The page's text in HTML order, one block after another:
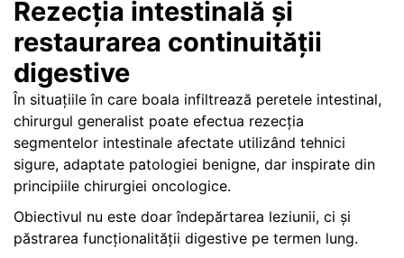
Rezecția intestinală și
restaurarea continuității
digestive
În situațiile în care boala infiltrează peretele intestinal,
chirurgul generalist poate efectua rezecția
segmentelor intestinale afectate utilizând tehnici
sigure, adaptate patologiei benigne, dar inspirate din
principiile chirurgiei oncologice.
Obiectivul nu este doar îndepărtarea leziunii, ci și
păstrarea funcționalității digestive pe termen lung.